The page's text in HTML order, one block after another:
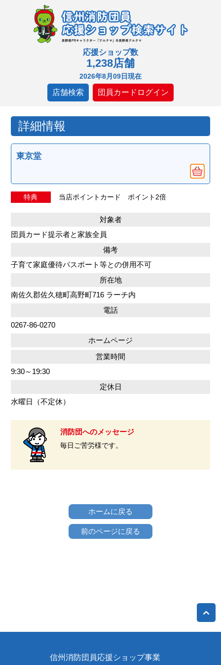
応援ショップ数
1,238店舗
2026年8月09日現在
店舗検索 団員カードログイン
詳細情報
東京堂
特典 当店ポイントカード ポイント2倍
対象者
団員カード提示者と家族全員
備考
子育て家庭優待パスポート等との併用不可
所在地
南佐久郡佐久穂町高野町716 ラーチ内
電話
0267-86-0270
ホームページ
営業時間
9:30～19:30
定休日
水曜日（不定休）
消防団へのメッセージ
毎日ご苦労様です。
ホームに戻る
前のページに戻る
信州消防団員応援ショップ事業